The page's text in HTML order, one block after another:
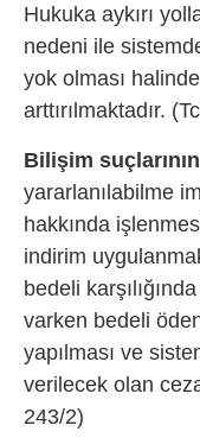
Hukuka aykırı
nedeni ile
yok olması
arttırılmaktadır.
Bilişim suçlarının
yararlanılabilme
hakkında
indirim
bedeli
varken bedeli
yapılması ve
verilecek olan
243/2)